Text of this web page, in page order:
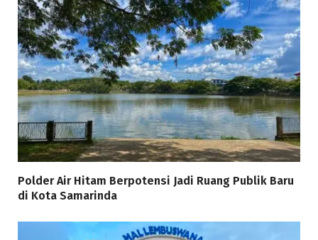
Polder Air Hitam Berpotensi Jadi Ruang Publik Baru
di Kota Samarinda